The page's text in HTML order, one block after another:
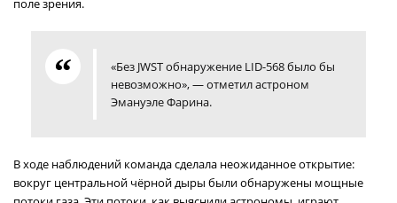
поле зрения.
«Без JWST обнаружение LID-568 было бы
невозможно», — отметил астроном
Эмануэле Фарина.
В ходе наблюдений команда сделала неожиданное открытие:
вокруг центральной чёрной дыры были обнаружены мощные